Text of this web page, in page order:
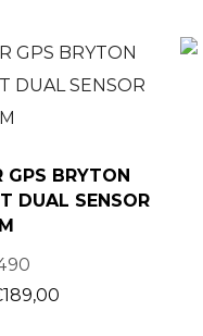
GPS BRYTON
DUAL SENSOR
189,00